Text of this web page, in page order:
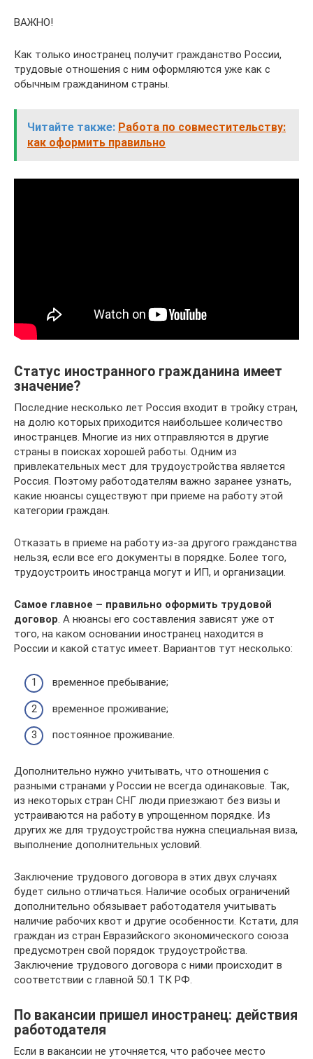
ВАЖНО!
Как только иностранец получит гражданство России,
трудовые отношения с ним оформляются уже как с
обычным гражданином страны.
Читайте также: Работа по совместительству:
как оформить правильно
Статус иностранного гражданина имеет
значение?
Последние несколько лет Россия входит в тройку стран,
на долю которых приходится наибольшее количество
иностранцев. Многие из них отправляются в другие
страны в поисках хорошей работы. Одним из
привлекательных мест для трудоустройства является
Россия. Поэтому работодателям важно заранее узнать,
какие нюансы существуют при приеме на работу этой
категории граждан.
Отказать в приеме на работу из-за другого гражданства
нельзя, если все его документы в порядке. Более того,
трудоустроить иностранца могут и ИП, и организации.
Самое главное – правильно оформить трудовой
договор . А нюансы его составления зависят уже от
того, на каком основании иностранец находится в
России и какой статус имеет. Вариантов тут несколько:
временное пребывание;
временное проживание;
постоянное проживание.
Дополнительно нужно учитывать, что отношения с
разными странами у России не всегда одинаковые. Так,
из некоторых стран СНГ люди приезжают без визы и
устраиваются на работу в упрощенном порядке. Из
других же для трудоустройства нужна специальная виза,
выполнение дополнительных условий.
Заключение трудового договора в этих двух случаях
будет сильно отличаться. Наличие особых ограничений
дополнительно обязывает работодателя учитывать
наличие рабочих квот и другие особенности. Кстати, для
граждан из стран Евразийского экономического союза
предусмотрен свой порядок трудоустройства.
Заключение трудового договора с ними происходит в
соответствии с главной 50.1 ТК РФ.
По вакансии пришел иностранец: действия
работодателя
Если в вакансии не уточняется, что рабочее место